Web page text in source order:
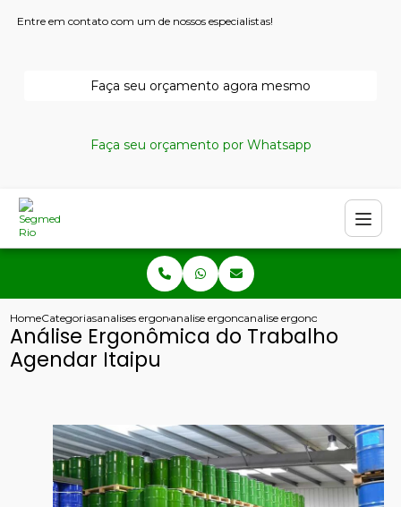
Entre em contato com um de nossos especialistas!
Faça seu orçamento agora mesmo
Faça seu orçamento por Whatsapp
HomeCategoriasanalises ergonomicasanalise ergonomica rio de janeiro
analise ergonomica do
Análise Ergonômica do Trabalho
Agendar Itaipu